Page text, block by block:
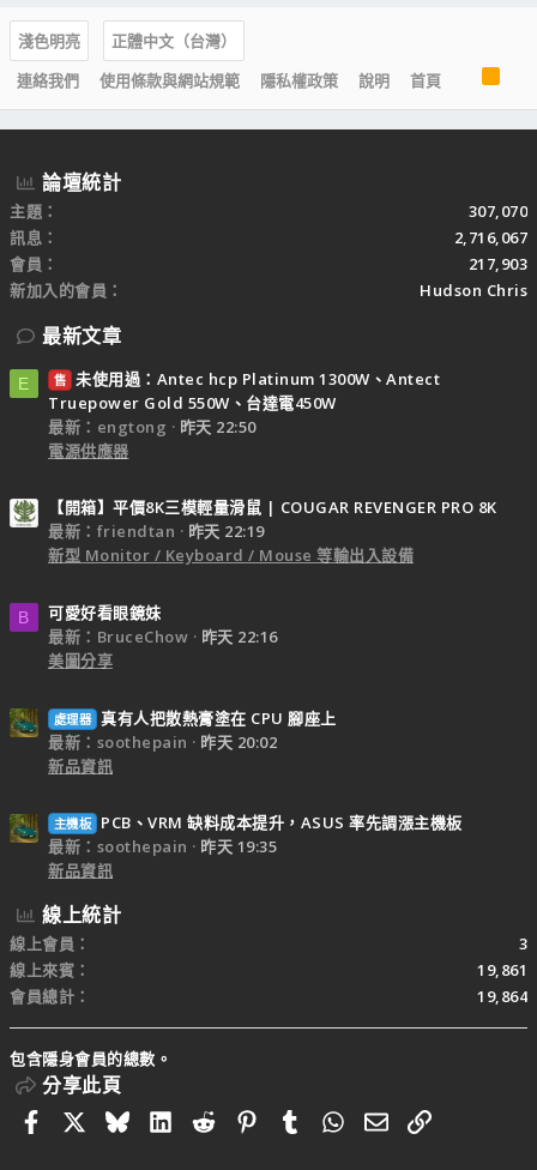
淺色明亮
正體中文（台灣）
連絡我們
使用條款與網站規範 隱私權政策 說明 首頁
S
論壇統計
主題
307,070
訊息
2,716,067
會員
217,903
新加入的會員
Hudson Chris
最新文章
E 售 未使用過：Antec hcp Platinum 1300W、Antect
Truepower Gold 550W、台達電450W
最新：engtong
昨天 22:50
電源供應器
【開箱】平價8K三模輕量滑鼠 | COUGAR REVENGER PRO 8K
最新：friendtan
昨天 22:19
新型 Monitor / Keyboard / Mouse 等輸出入設備
B
可愛好看眼鏡妹
最新：BruceChow
昨天 22:16
美圖分享
處理器 真有人把散熱膏塗在 CPU 腳座上
最新：soothepain
昨天 20:02
新品資訊
主機板
PCB、VRM 缺料成本提升，ASUS 率先調漲主機板
最新：soothepain
昨天 19:35
新品資訊
線上統計
線上會員
3
線上來賓
19,861
會員總計
19,864
包含隱身會員的總數。
分享此頁
FacebookBlueskyLinkedIn
RedditPinterestTumblrWhatsApp
電子郵件
連結